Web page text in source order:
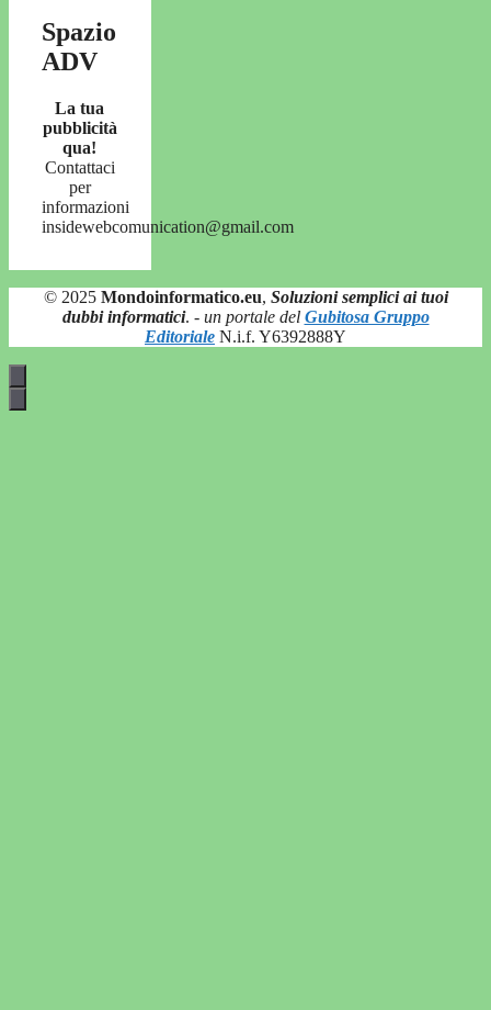
Spazio
ADV
La tua
pubblicità
qua!
Contattaci
per
informazioni
insidewebcomunication@gmail.com
© 2025 Mondoinformatico.eu, Soluzioni semplici ai tuoi
dubbi informatici. - un portale del Gubitosa Gruppo
Editoriale N.i.f. Y6392888Y